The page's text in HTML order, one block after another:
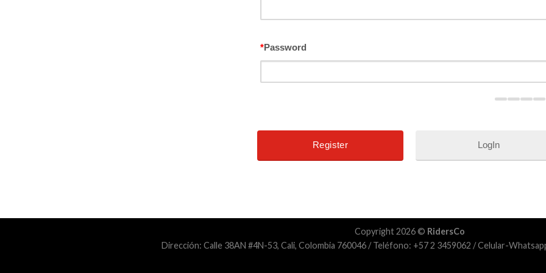
*Password
LogIn
Copyright 2026 © RidersCo
Dirección: Calle 38AN #4N-53, Cali, Colombia 760046 / Teléfono: +57 2 3459062 / Celular-